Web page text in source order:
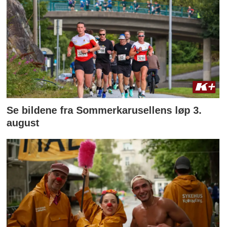
Se bildene fra Sommerkarusellens løp 3.
august